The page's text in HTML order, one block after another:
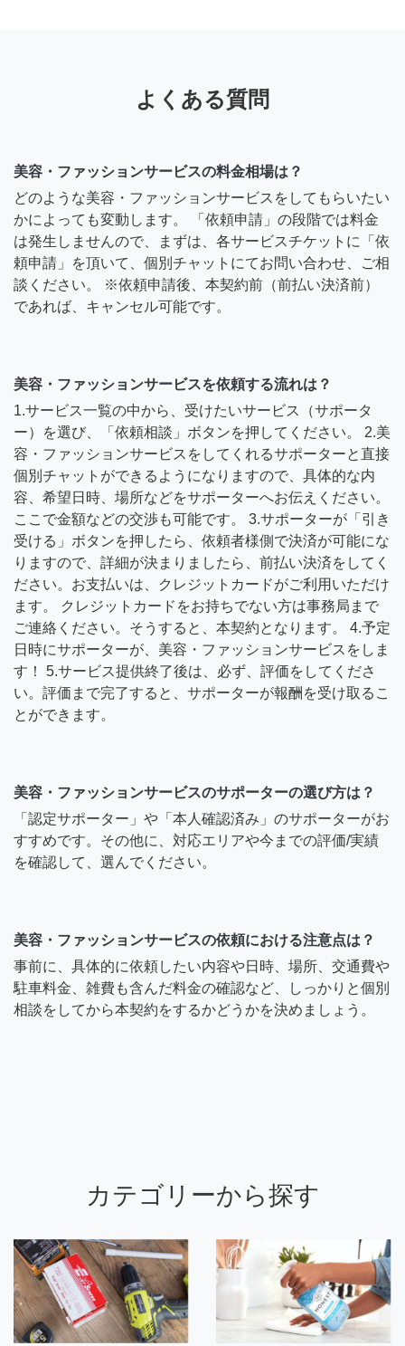
よくある質問
美容・ファッションサービスの料金相場は？
どのような美容・ファッションサービスをしてもらいたい
かによっても変動します。 「依頼申請」の段階では料金
は発生しませんので、まずは、各サービスチケットに「依
頼申請」を頂いて、個別チャットにてお問い合わせ、ご相
談ください。 ※依頼申請後、本契約前（前払い決済前）
であれば、キャンセル可能です。
美容・ファッションサービスを依頼する流れは？
1.サービス一覧の中から、受けたいサービス（サポータ
ー）を選び、「依頼相談」ボタンを押してください。 2.美
容・ファッションサービスをしてくれるサポーターと直接
個別チャットができるようになりますので、具体的な内
容、希望日時、場所などをサポーターへお伝えください。
ここで金額などの交渉も可能です。 3.サポーターが「引き
受ける」ボタンを押したら、依頼者様側で決済が可能にな
りますので、詳細が決まりましたら、前払い決済をしてく
ださい。お支払いは、クレジットカードがご利用いただけ
ます。 クレジットカードをお持ちでない方は事務局まで
ご連絡ください。そうすると、本契約となります。 4.予定
日時にサポーターが、美容・ファッションサービスをしま
す！ 5.サービス提供終了後は、必ず、評価をしてくださ
い。評価まで完了すると、サポーターが報酬を受け取るこ
とができます。
美容・ファッションサービスのサポーターの選び方は？
「認定サポーター」や「本人確認済み」のサポーターがお
すすめです。その他に、対応エリアや今までの評価/実績
を確認して、選んでください。
美容・ファッションサービスの依頼における注意点は？
事前に、具体的に依頼したい内容や日時、場所、交通費や
駐車料金、雑費も含んだ料金の確認など、しっかりと個別
相談をしてから本契約をするかどうかを決めましょう。
カテゴリーから探す